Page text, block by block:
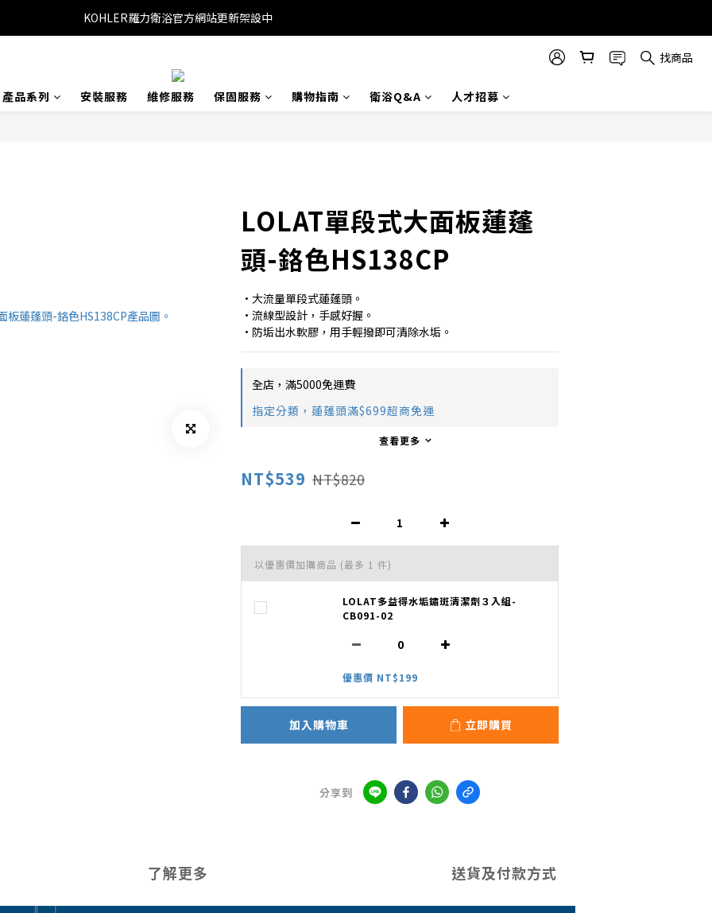
KOHLER羅力衛浴官方網站更新架設中
找商品
產品系列 安裝服務 維修服務 保固服務 購物指南 衛浴Q&A 人才招募
LOLAT單段式大面板蓮蓬
頭-鉻色HS138CP
•大流量單段式蓮蓬頭。
•流線型設計，手感好握。
•防垢出水軟膠，用手輕撥即可清除水垢。
全店，滿5000免運費
指定分類，蓮蓬頭滿$699超商免運
查看更多
NT$539 NT$820
以優惠價加購商品 (最多 1 件)
LOLAT多益得水垢鏽斑清潔劑３入組-
CB091-02
優惠價 NT$199
加入購物車 立即購買
分享到
了解更多 送貨及付款方式